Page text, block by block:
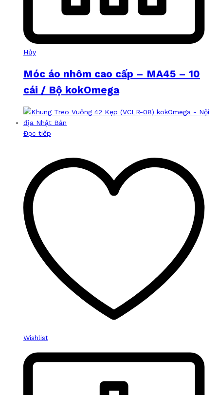
Hủy
Móc áo nhôm cao cấp – MA45 – 10
cái / Bộ kokOmega
Đọc tiếp
Wishlist